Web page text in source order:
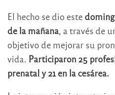
El hecho se dio este
de la mañana, a través de
objetivo de mejorar su
vida. Participaron 25
prenatal y 21 en la cesárea.